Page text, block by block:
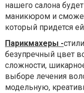
нашего салона
маникюром и
который придется
Парикмахеры -
безупречный цвет
сложности,
выборе лечения
модельную,